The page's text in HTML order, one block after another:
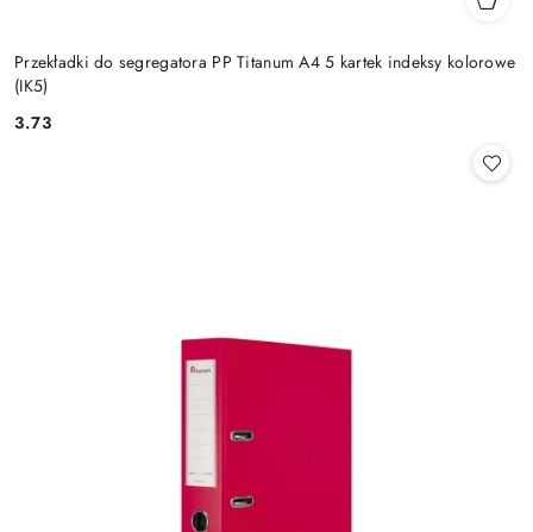
Przekładki do segregatora PP Titanum A4 5 kartek indeksy kolorowe
(IK5)
Cena:
3.73